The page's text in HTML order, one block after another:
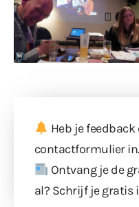
Heb je
contactformulierin.
Ontvang je de
al? Schrijf je gratis